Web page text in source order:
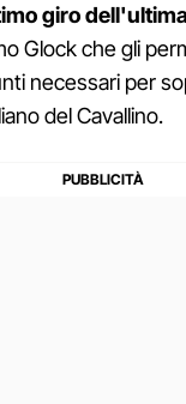
giro
Glock che gli
necessari per
del Cavallino.